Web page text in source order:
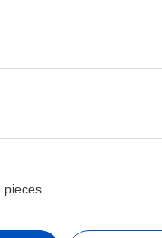
pieces